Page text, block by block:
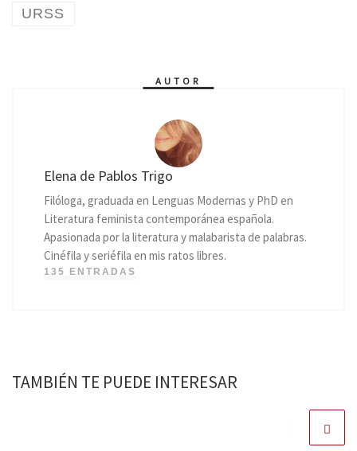
URSS
AUTOR
Elena de Pablos Trigo
Filóloga, graduada en Lenguas Modernas y PhD en
Literatura feminista contemporánea española.
Apasionada por la literatura y malabarista de palabras.
Cinéfila y seriéfila en mis ratos libres.
135 ENTRADAS
TAMBIÉN TE PUEDE INTERESAR